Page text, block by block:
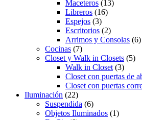
Maceteros (13)
Libreros (16)
Espejos (3)
Escritorios (2)
Arrimos y Consolas (6)
Cocinas (7)
Closet y Walk in Closets (5)
Walk in Closet (3)
Closet con puertas de
Closet con puertas
Iluminación (22)
Suspendida (6)
Objetos Iluminados (1)